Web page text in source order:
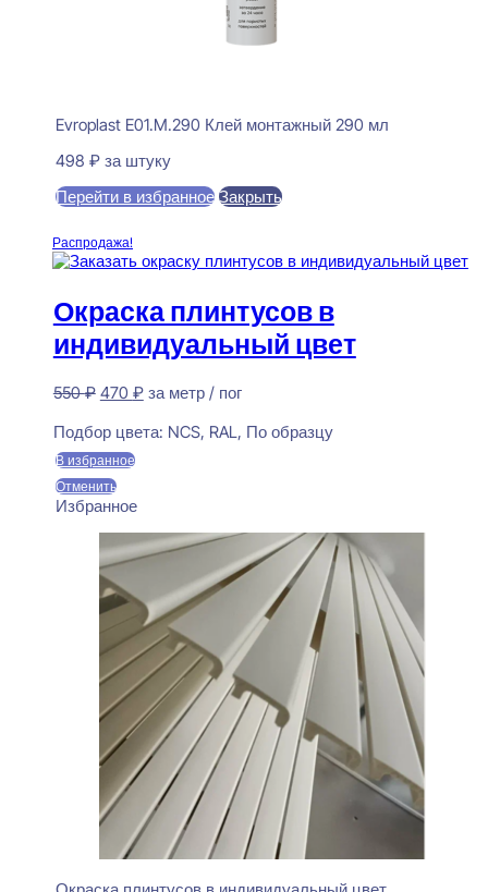
Evroplast E01.M.290 Клей монтажный 290 мл
498 ₽ за штуку
Перейти в избранное Закрыть
Распродажа!
Окраска плинтусов в
индивидуальный цвет
550₽ Первоначальная
составляла
550 ₽.
470 ₽Текущая
470 ₽.
за метр / пог
Подбор цвета: NCS, RAL, По образцу
В избранное
Отменить
Избранное